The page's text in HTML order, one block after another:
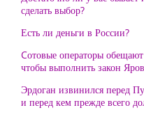
сделать выбор?
Есть ли деньги в России?
Cотовые операторы
чтобы выполнить закон
Эрдоган извинился перед
и перед кем прежде всего